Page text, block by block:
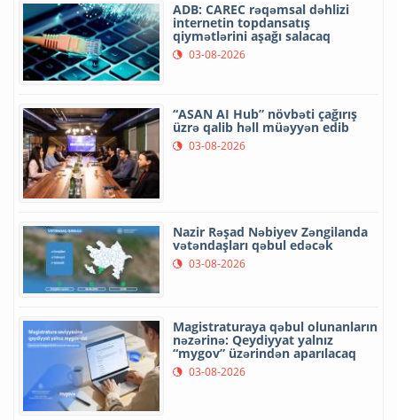
ADB: CAREC rəqəmsal dəhlizi
internetin topdansatış
qiymətlərini aşağı salacaq
03-08-2026
“ASAN AI Hub” növbəti çağırış
üzrə qalib həll müəyyən edib
03-08-2026
Nazir Rəşad Nəbiyev Zəngilanda
vətəndaşları qəbul edəcək
03-08-2026
Magistraturaya qəbul olunanların
nəzərinə: Qeydiyyat yalnız
“mygov” üzərindən aparılacaq
03-08-2026